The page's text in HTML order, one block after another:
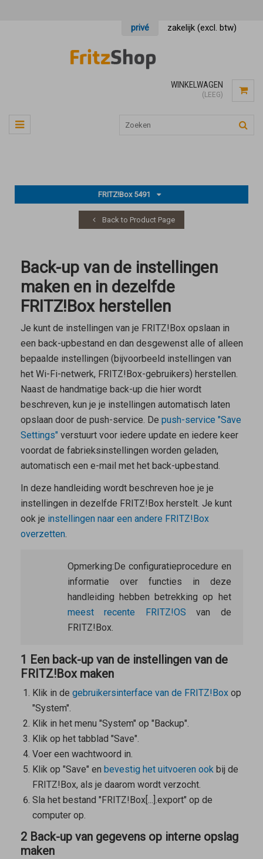
privé zakelijk (excl. btw)
WINKELWAGEN
(LEEG)
FRITZ!Box 5491
Back to Product Page
Back-up van de instellingen
maken en in dezelfde
FRITZ!Box herstellen
Je kunt de instellingen van je FRITZ!Box opslaan in
een back-upbestand en dan desgewenst alle of alleen
bepaalde instellingen (bijvoorbeeld instellingen van
het Wi-Fi-netwerk, FRITZ!Box-gebruikers) herstellen.
Naast de handmatige back-up die hier wordt
beschreven, kun je je instellingen automatisch laten
opslaan door de push-service. De push-service "Save
Settings" verstuurt voor iedere update en iedere keer
voordat de fabrieksinstellingen worden geladen,
automatisch een e-mail met het back-upbestand.
In deze handleiding wordt beschreven hoe je je
instellingen in dezelfde FRITZ!Box herstelt. Je kunt
ook je instellingen naar een andere FRITZ!Box
overzetten.
Opmerking: De configuratieprocedure en
informatie over functies in deze
handleiding hebben betrekking op het
meest recente FRITZ!OS van de
FRITZ!Box.
1 Een back-up van de instellingen van de
FRITZ!Box maken
Klik in de gebruikersinterface van de FRITZ!Boxop
"System".
Klik in het menu "System" op "Backup".
Klik op het tabblad "Save".
Voer een wachtwoord in.
Klik op "Save" en bevestig het uitvoeren ookbij de
FRITZ!Box, als je daarom wordt verzocht.
Sla het bestand "FRITZ!Box[...].export" op de
computer op.
2 Back-up van gegevens op interne opslag
maken